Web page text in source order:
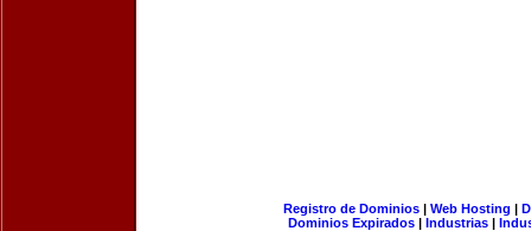
Registro de Dominios| Web Hosting |
Dominios Expirados | Industrias |